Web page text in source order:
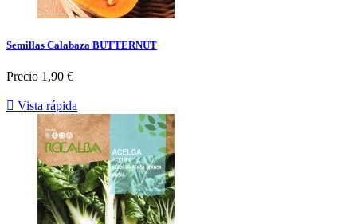
Semillas Calabaza BUTTERNUT
Precio 1,90 €
 Vista rápida